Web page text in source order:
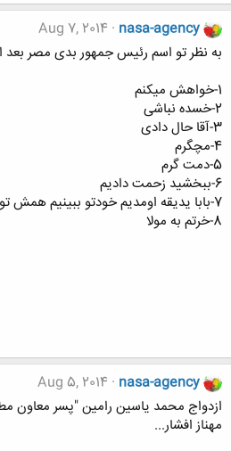
nasa-agency
Aug 7, 2014
به نظر تو اسم رئیس جمهور بدی مصر بعد
1-خواهش میکنم
2-خسده نباشی
3-آقا حال دادی
4-مچگرم
5-دمت گرم
6-ببخشید زحمت دادیم
7-بابا یدیقه اومدیم خودتو ببینیم همش توآشپزخونه ای
8-خرتم به مولا
nasa-agency
Aug 5, 2014
ازدواج محمد یاسین رامین "پسر معاون
مهناز افشار...